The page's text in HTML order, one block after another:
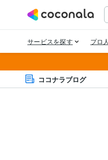
ココナラブログ